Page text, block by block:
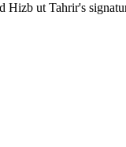
ut Tahrir's